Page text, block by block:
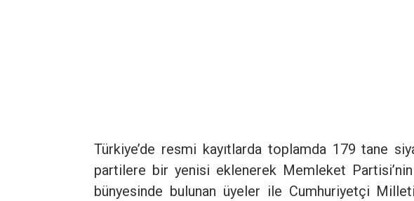
Türkiye’de resmi kayıtlarda toplamda 179 tane
partilere bir yenisi eklenerek Memleket
bünyesinde bulunan üyeler ile Cumhuriyetçi